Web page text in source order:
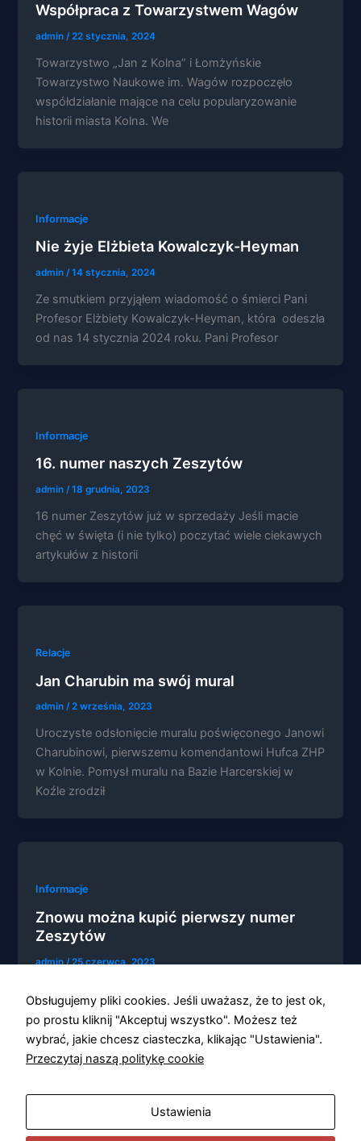
Współpraca z Towarzystwem Wagów
admin/22 stycznia, 2024
Towarzystwo „Jan z Kolna” i Łomżyńskie
Towarzystwo Naukowe im. Wagów rozpoczęło
współdziałanie mające na celu popularyzowanie
historii miasta Kolna. We
Informacje
Nie żyje Elżbieta Kowalczyk-Heyman
admin/14 stycznia, 2024
Ze smutkiem przyjąłem wiadomość o śmierci Pani
Profesor Elżbiety Kowalczyk-Heyman, która odeszła
od nas 14 stycznia 2024 roku. Pani Profesor
Informacje
16. numer naszych Zeszytów
admin/18 grudnia, 2023
16 numer Zeszytów już w sprzedaży Jeśli macie
chęć w święta (i nie tylko) poczytać wiele ciekawych
artykułów z historii
Relacje
Jan Charubin ma swój mural
admin/2 września, 2023
Uroczyste odsłonięcie muralu poświęconego Janowi
Charubinowi, pierwszemu komendantowi Hufca ZHP
w Kolnie. Pomysł muralu na Bazie Harcerskiej w
Koźle zrodził
Informacje
Znowu można kupić pierwszy numer
Zeszytów
admin /25 czerwca, 2023
Kolneńskich.
1 2 … 11 Następny→
Obsługujemy pliki cookies. Jeśli uważasz, że to jest ok,
po prostu kliknij "Akceptuj wszystko". Możesz też
wybrać, jakie chcesz ciasteczka, klikając "Ustawienia".
Przeczytaj naszą politykę cookie
Ustawienia